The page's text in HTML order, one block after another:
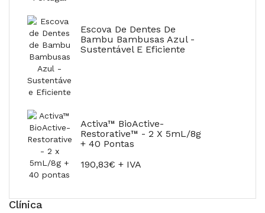
Escova De Dentes De
Bambu Bambusas Azul -
Sustentável E Eficiente
Activa™ BioActive-
Restorative™ - 2 X 5mL/8g
+ 40 Pontas
190,83€ + IVA
Clínica